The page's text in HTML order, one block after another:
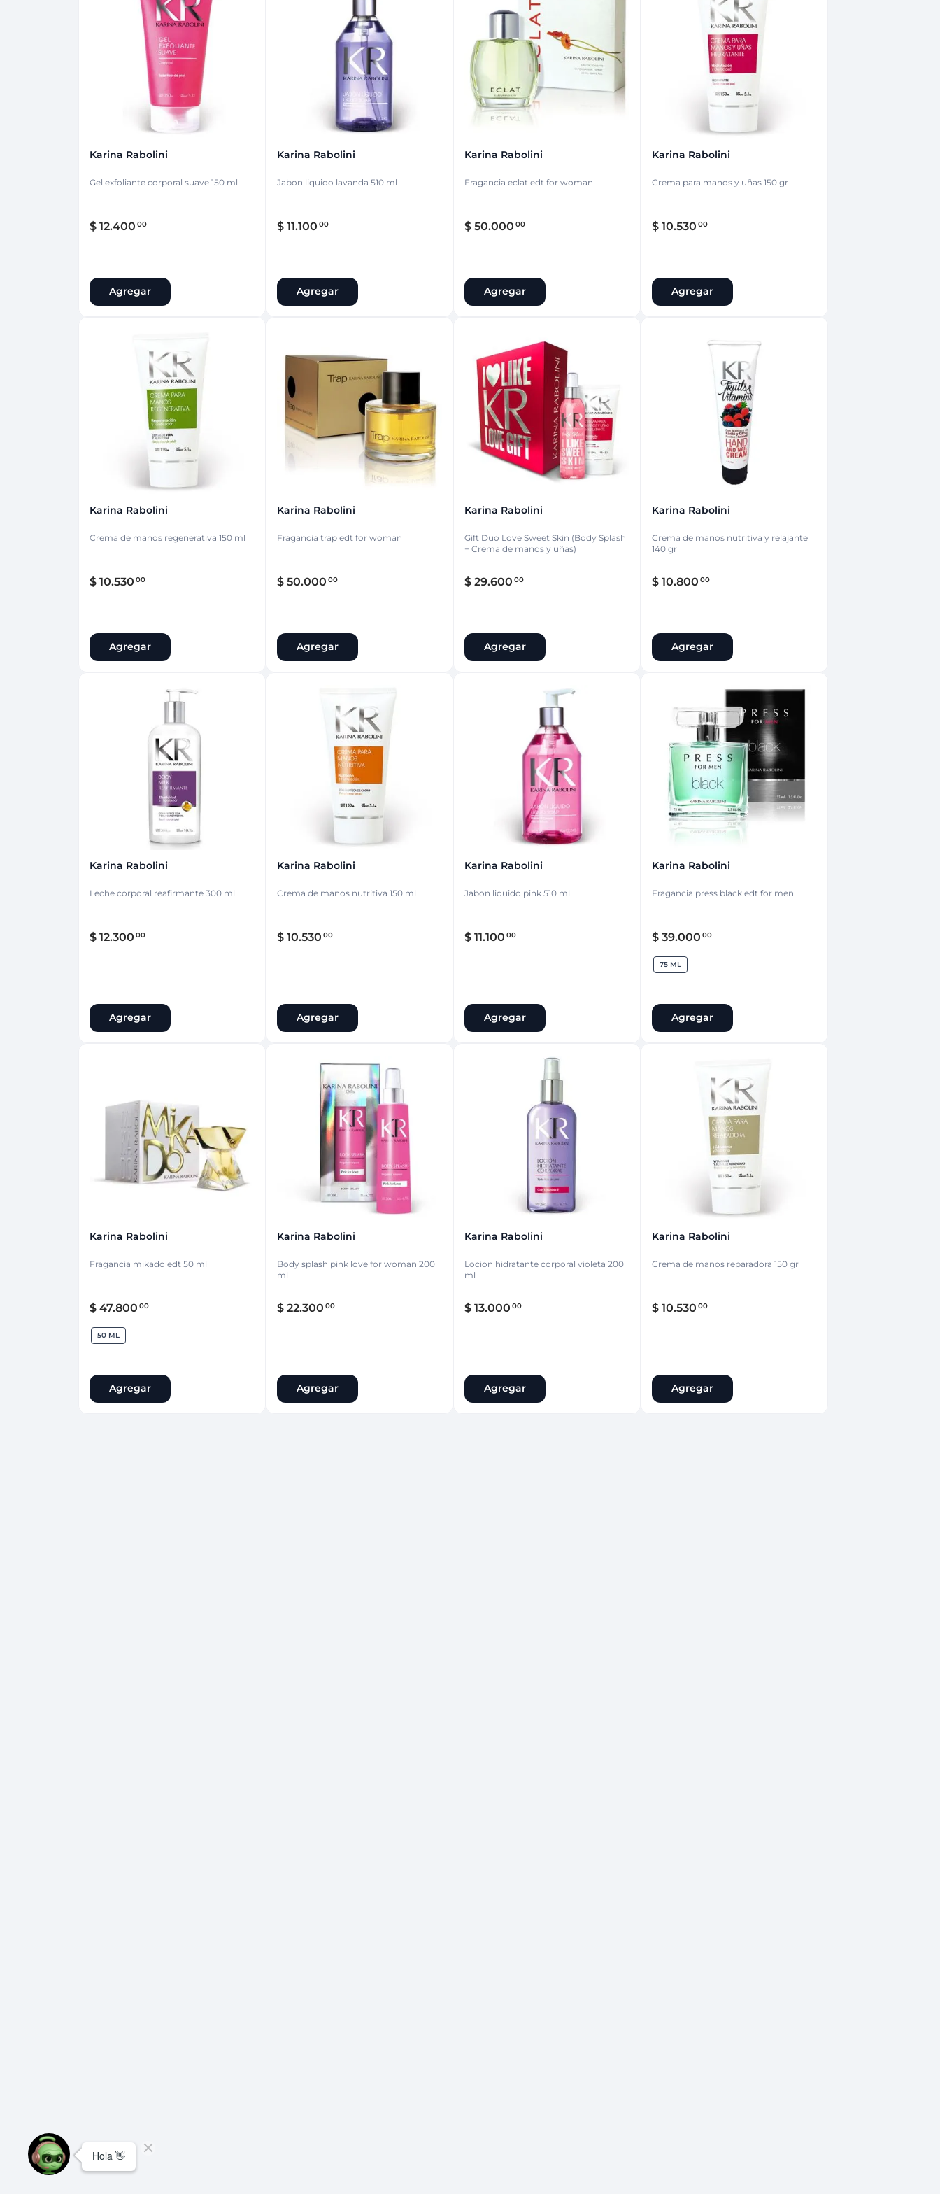
Talcos & polvos pédicos
Polvos pédicos
Talcos corporales
Karina Rabolini
Gel exfoliante corporal suave 150 ml
$ 12.400 00
Agregar
Karina Rabolini
Jabon liquido lavanda 510 ml
$ 11.100 00
Agregar
Karina Rabolini
Fragancia eclat edt for woman
$ 50.000 00
Agregar
Karina Rabolini
Crema para manos y uñas 150 gr
$ 10.530 00
Agregar
Karina Rabolini
Crema de manos regenerativa 150 ml
$ 10.530 00
Agregar
Karina Rabolini
Fragancia trap edt for woman
$ 50.000 00
Agregar
Karina Rabolini
Gift Duo Love Sweet Skin (Body Splash
+ Crema de manos y uñas)
$ 29.600 00
Agregar
Karina Rabolini
Crema de manos nutritiva y relajante
140 gr
$ 10.800 00
Agregar
Karina Rabolini
Leche corporal reafirmante 300 ml
$ 12.300 00
Agregar
Karina Rabolini
Crema de manos nutritiva 150 ml
$ 10.530 00
Agregar
Karina Rabolini
Jabon liquido pink 510 ml
$ 11.100 00
Agregar
Karina Rabolini
Fragancia press black edt for men
$ 39.000 00
75 ML
Agregar
Karina Rabolini
Fragancia mikado edt 50 ml
$ 47.800 00
50 ML
Agregar
Karina Rabolini
Body splash pink love for woman 200
ml
$ 22.300 00
Agregar
Karina Rabolini
Locion hidratante corporal violeta 200
ml
$ 13.000 00
Agregar
Karina Rabolini
Crema de manos reparadora 150 gr
$ 10.530 00
Agregar